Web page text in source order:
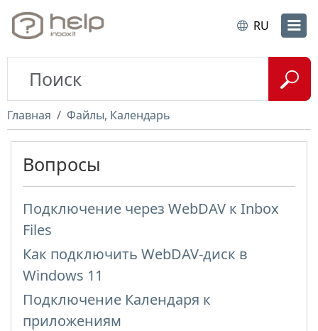
RU
Главная Файлы, Календарь
Вопросы
Подключение через WebDAV к Inbox
Files
Как подключить WebDAV-диск в
Windows 11
Подключение Календаря к
приложениям